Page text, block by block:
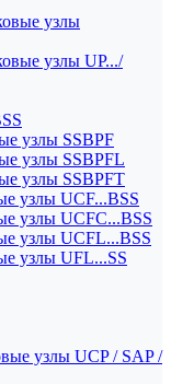
узлы
узлы UP.../
узлы SSBPF
узлы SSBPFL
узлы SSBPFT
узлы UCF...BSS
узлы UCFC...BSS
узлы UCFL...BSS
узлы UFL...SS
узлы UCP / SAP /